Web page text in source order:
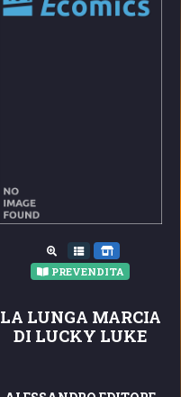
PREVENDITA
LA LUNGA MARCIA
DI LUCKY LUKE